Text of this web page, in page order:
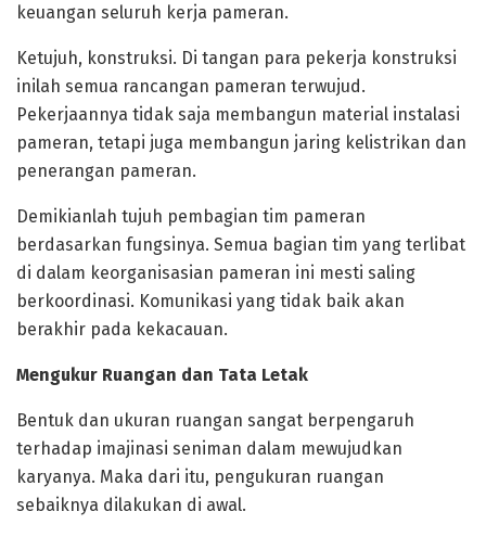
keuangan seluruh kerja pameran.
Ketujuh, konstruksi. Di tangan para pekerja konstruksi
inilah semua rancangan pameran terwujud.
Pekerjaannya tidak saja membangun material instalasi
pameran, tetapi juga membangun jaring kelistrikan dan
penerangan pameran.
Demikianlah tujuh pembagian tim pameran
berdasarkan fungsinya. Semua bagian tim yang terlibat
di dalam keorganisasian pameran ini mesti saling
berkoordinasi. Komunikasi yang tidak baik akan
berakhir pada kekacauan.
Mengukur Ruangan dan Tata Letak
Bentuk dan ukuran ruangan sangat berpengaruh
terhadap imajinasi seniman dalam mewujudkan
karyanya. Maka dari itu, pengukuran ruangan
sebaiknya dilakukan di awal.